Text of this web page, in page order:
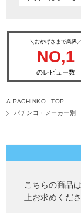
＼おかげさまで業界／
NO,1
のレビュー数
A-PACHINKO TOP
パチンコ・メーカー別
こちらの商品
上お求めくださ